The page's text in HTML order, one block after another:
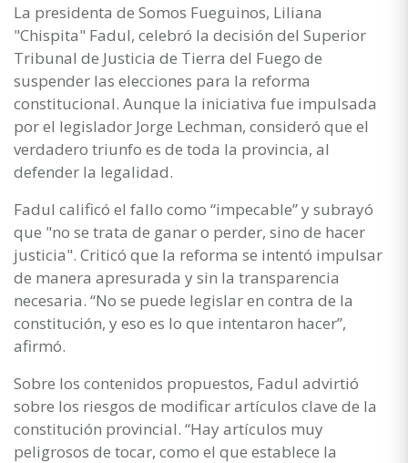
La presidenta de Somos Fueguinos, Liliana
"Chispita" Fadul, celebró la decisión del Superior
Tribunal de Justicia de Tierra del Fuego de
suspender las elecciones para la reforma
constitucional. Aunque la iniciativa fue impulsada
por el legislador Jorge Lechman, consideró que el
verdadero triunfo es de toda la provincia, al
defender la legalidad.
Fadul calificó el fallo como “impecable” y subrayó
que "no se trata de ganar o perder, sino de hacer
justicia". Criticó que la reforma se intentó impulsar
de manera apresurada y sin la transparencia
necesaria. “No se puede legislar en contra de la
constitución, y eso es lo que intentaron hacer”,
afirmó.
Sobre los contenidos propuestos, Fadul advirtió
sobre los riesgos de modificar artículos clave de la
constitución provincial. “Hay artículos muy
peligrosos de tocar, como el que establece la